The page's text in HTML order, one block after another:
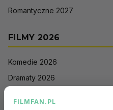
Romantyczne 2027
FILMY 2026
Komedie 2026
Dramaty 2026
FILMFAN.PL